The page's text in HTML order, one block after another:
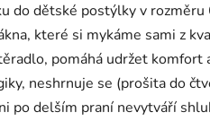
do dětské postýlky v rozměru
které si mykáme sami z
pomáhá udržet komfort
neshrnuje se (prošita do
po delším praní nevytváří